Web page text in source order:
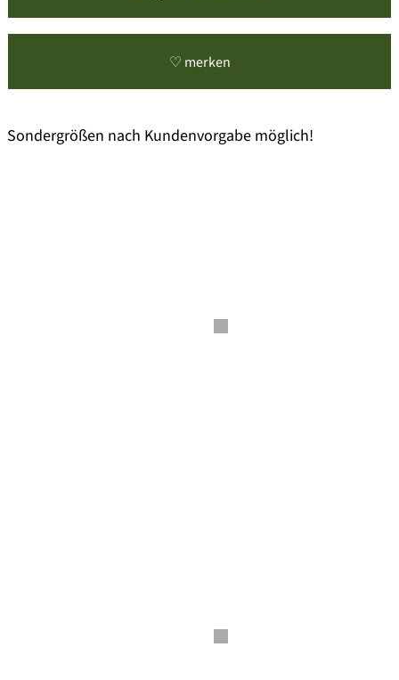
♡ merken
Sondergrößen nach Kundenvorgabe möglich!